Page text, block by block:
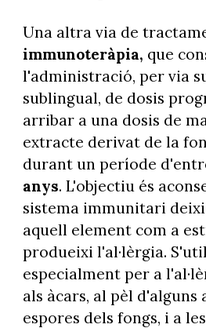
Una altra via de
immunoteràpia, que
l'administració, per via
sublingual, de dosis
arribar a una dosis de
extracte derivat de la
durant un període
anys. L'objectiu és
sistema immunitari
aquell element com a
produeixi l'al·lèrgia.
especialment per a
als àcars, al pèl d'alguns
espores dels fongs, i a